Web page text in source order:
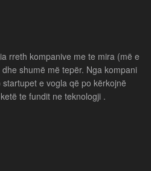
rreth kompanive me te mira (më e
shumë më tepër. Nga kompani
e vogla që po kërkojnë
te fundit ne teknologji .